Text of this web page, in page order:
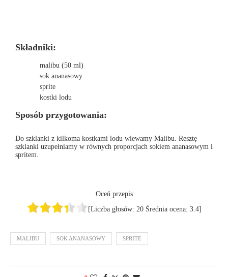
Składniki:
malibu (50 ml)
sok ananasowy
sprite
kostki lodu
Sposób przygotowania:
Do szklanki z kilkoma kostkami lodu wlewamy Malibu. Resztę
szklanki uzupełniamy w równych proporcjach sokiem ananasowym i
spritem.
Oceń przepis
[Liczba głosów: 20Średnia ocena: 3.4]
MALIBU SOK ANANASOWY SPRITE